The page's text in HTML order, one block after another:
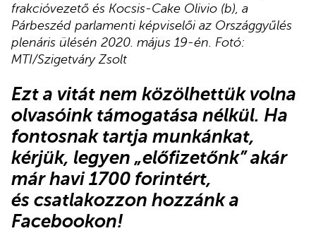
frakcióvezető és Kocsis-Cake Olivio (b), a
Párbeszéd parlamenti képviselői az Országgyűlés
plenáris ülésén 2020. május 19-én. Fotó:
MTI/Szigetváry Zsolt
Ezt a vitát nem közölhettük volna
olvasóink támogatása nélkül. Ha
fontosnak tartja munkánkat,
kérjük, legyen „előfizetőnk”akár
már havi 1700 forintért,
és csatlakozzon hozzánk a
Facebookon!